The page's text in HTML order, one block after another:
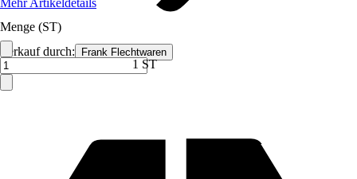
Verkauf durch: Frank Flechtwaren
Mehr Artikeldetails
Menge (ST)
1 ST